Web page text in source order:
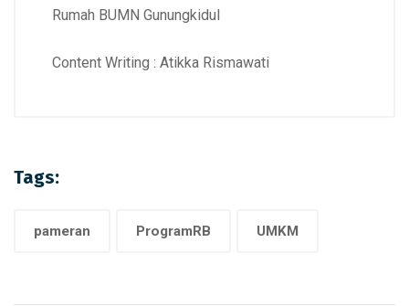
Rumah BUMN Gunungkidul
Content Writing : Atikka Rismawati
Tags:
pameran ProgramRB UMKM